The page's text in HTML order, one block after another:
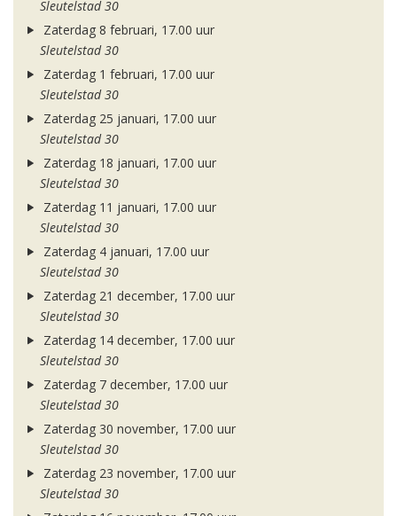
Sleutelstad 30
Zaterdag 8 februari, 17.00 uur
Sleutelstad 30
Zaterdag 1 februari, 17.00 uur
Sleutelstad 30
Zaterdag 25 januari, 17.00 uur
Sleutelstad 30
Zaterdag 18 januari, 17.00 uur
Sleutelstad 30
Zaterdag 11 januari, 17.00 uur
Sleutelstad 30
Zaterdag 4 januari, 17.00 uur
Sleutelstad 30
Zaterdag 21 december, 17.00 uur
Sleutelstad 30
Zaterdag 14 december, 17.00 uur
Sleutelstad 30
Zaterdag 7 december, 17.00 uur
Sleutelstad 30
Zaterdag 30 november, 17.00 uur
Sleutelstad 30
Zaterdag 23 november, 17.00 uur
Sleutelstad 30